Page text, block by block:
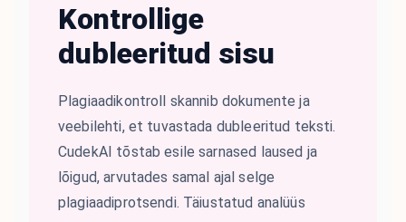
Kontrollige
dubleeritud sisu
Plagiaadikontroll skannib dokumente ja
veebilehti, et tuvastada dubleeritud teksti.
CudekAI tõstab esile sarnased laused ja
lõigud, arvutades samal ajal selge
plagiaadiprotsendi. Täiustatud analüüs